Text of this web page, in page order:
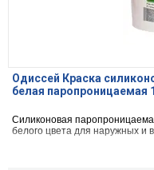
Одиссей Краска
белая паропроницаемая
Силиконовая
белого цвета для наружных и